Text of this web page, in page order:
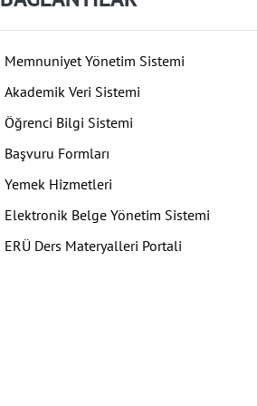
Memnuniyet Yönetim Sistemi
Akademik Veri Sistemi
Öğrenci Bilgi Sistemi
Başvuru Formları
Yemek Hizmetleri
Elektronik Belge Yönetim Sistemi
ERÜ Ders Materyalleri Portali